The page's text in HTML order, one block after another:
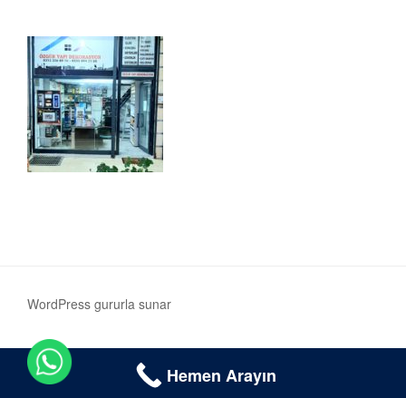
WordPress gururla sunar
Hemen Arayın